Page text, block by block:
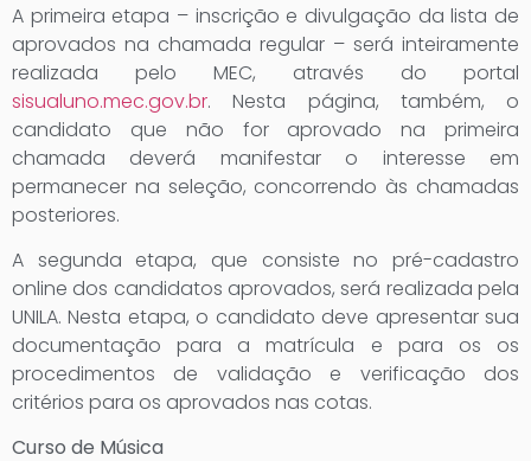
A primeira etapa – inscrição e divulgação da lista de
aprovados na chamada regular – será inteiramente
realizada pelo MEC, através do portal
sisualuno.mec.gov.br. Nesta página, também, o
candidato que não for aprovado na primeira
chamada deverá manifestar o interesse em
permanecer na seleção, concorrendo às chamadas
posteriores.
A segunda etapa, que consiste no pré-cadastro
online dos candidatos aprovados, será realizada pela
UNILA. Nesta etapa, o candidato deve apresentar sua
documentação para a matrícula e para os os
procedimentos de validação e verificação dos
critérios para os aprovados nas cotas.
Curso de Música